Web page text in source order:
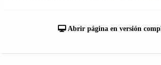
Abrir página en versión